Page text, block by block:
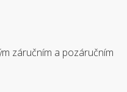
záručním a pozáručním